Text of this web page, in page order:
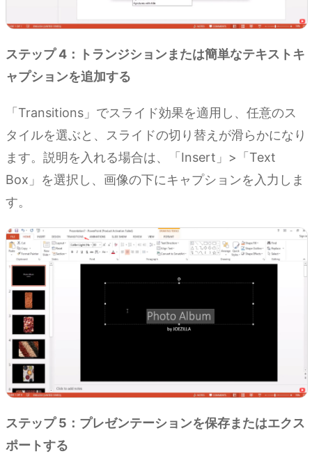
ステップ 4：トランジションまたは簡単なテキストキ
ャプションを追加する
「Transitions」でスライド効果を適用し、任意のス
タイルを選ぶと、スライドの切り替えが滑らかになり
ます。説明を入れる場合は、「Insert」>「Text
Box」を選択し、画像の下にキャプションを入力しま
す。
ステップ 5：プレゼンテーションを保存またはエクス
ポートする